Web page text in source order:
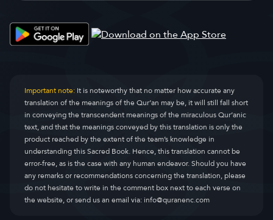
Important note:It is noteworthy that no matter how accurate any
translation of the meanings of the Qur’an may be, it will still fall short
in conveying the transcendent meanings of the miraculous Qur’anic
text, and that the meanings conveyed by this translation is only the
product reached by the extent of the team’s knowledge in
understanding this Sacred Book. Hence, this translation cannot be
error-free, as is the case with any human endeavor. Should you have
any remarks or recommendations concerning the translation, please
do not hesitate to write in the comment box next to each verse on
the website, or send us an email via:info@quranenc.com